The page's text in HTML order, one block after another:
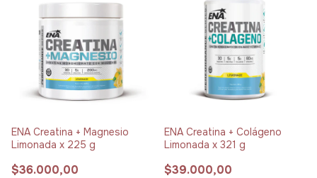
ENA Creatina + Magnesio
Limonada x 225 g
$36.000,00
ENA Creatina + Colágeno
Limonada x 321 g
$39.000,00